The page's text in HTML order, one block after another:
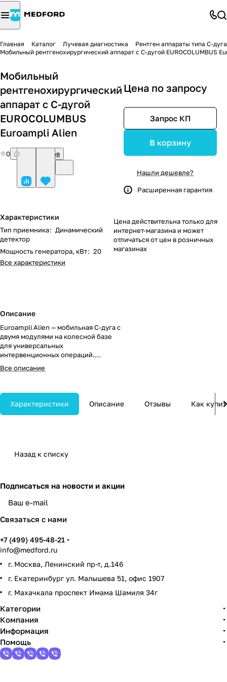
Главная Каталог Лучевая диагностика
Рентген аппараты типа С-дуга
Мобильный рентгенохирургический аппарат с С-дугой EUROCOLUMBUS
Мобильный
рентгенохирургический
аппарат с С-дугой
EUROCOLUMBUS
Euroampli Alien
0 Нет отзывов
Характеристики
Тип приемника: Динамический
детектор
Мощность генератора, кВт: 20
Все характеристики
Описание
Euroampli Alien — мобильная С-дуга с
двумя модулями на колесной базе
для универсальных
интервенционных операций.
Оснащена яркими медицинскими
мониторами и обеспечивает
операционной.
Все описание
Цена по запросу
Запрос КП
В корзину
Нашли дешевле?
Расширенная гарантия
Цена действительна только для
интернет-магазина и может
отличаться от цен в розничных
магазинах
Характеристики Описание Отзывы Как
Назад к списку
Подписаться на новости и акции
Связаться с нами
+7 (499) 495-48-21
info@medford.ru
г. Москва, Ленинский пр-т, д.146
г. Екатеринбург ул. Малышева 51, офис 1907
г. Махачкала проспект Имама Шамиля 34г
Категории
Компания
Информация
Помощь